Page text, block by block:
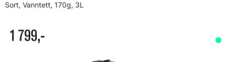
Sort, Vanntett, 170g, 3L
1 799,-